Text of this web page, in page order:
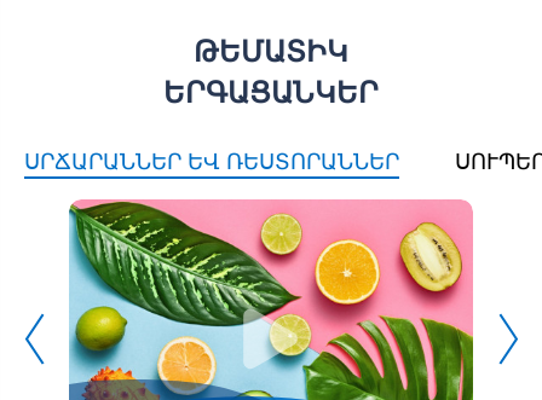
ԹԵՄԱՏԻԿ
ԵՐԳԱՑԱՆԿԵՐ
ՍՐՃԱՐԱՆՆԵՐ ԵՎ ՌԵՍՏՈՐԱՆՆԵՐ